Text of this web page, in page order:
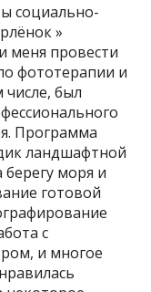
социально-
»
меня провести
фототерапии и
был
Программа
ландшафтной
моря и
готовой
с
и многое